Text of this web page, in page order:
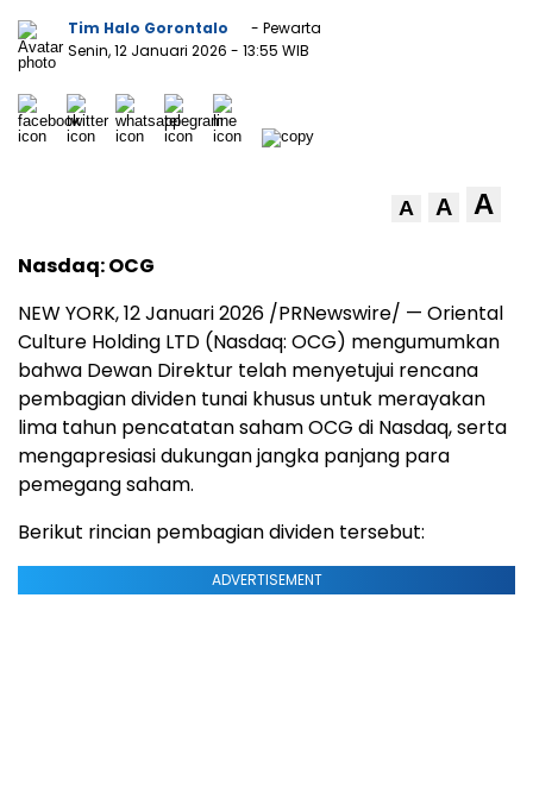
Tim Halo Gorontalo
- Pewarta
Senin, 12 Januari 2026 - 13:55 WIB
A A A
Nasdaq: OCG
NEW YORK, 12 Januari 2026 /PRNewswire/ — Oriental
Culture Holding LTD (Nasdaq: OCG) mengumumkan
bahwa Dewan Direktur telah menyetujui rencana
pembagian dividen tunai khusus untuk merayakan
lima tahun pencatatan saham OCG di Nasdaq, serta
mengapresiasi dukungan jangka panjang para
pemegang saham.
Berikut rincian pembagian dividen tersebut:
ADVERTISEMENT